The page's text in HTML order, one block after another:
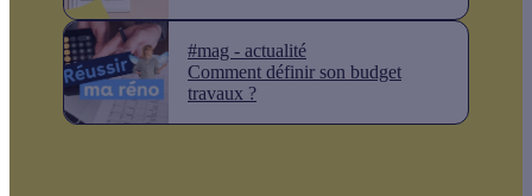
#mag - actualité
Comment définir son budget
travaux ?